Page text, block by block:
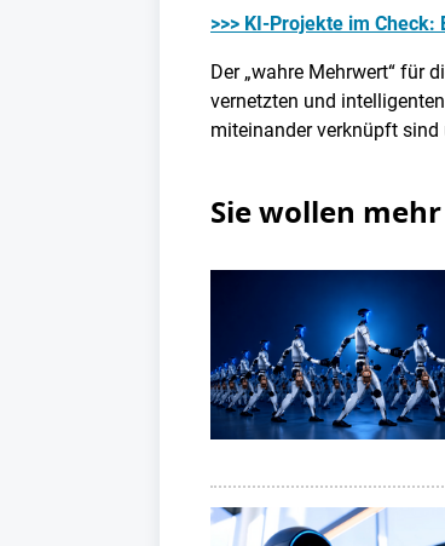
>>> KI-Projekte im
Der „wahre Mehrwert“ für
vernetzten und
miteinander verknüpft sind
Sie wollen